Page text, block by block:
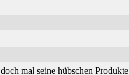
mal seine hübschen